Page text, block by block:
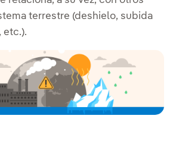
terrestre (deshielo, subida
etc.).